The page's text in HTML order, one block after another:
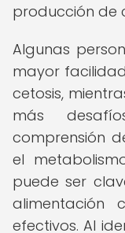
producción de
Algunas
mayor
cetosis,
más
comprensión
el
puede ser
alimentación
efectivos. Al